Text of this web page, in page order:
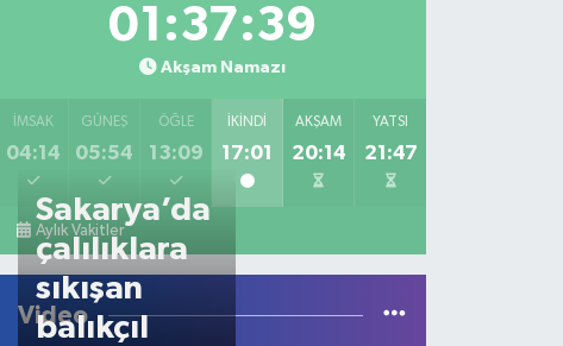
01:37:39
Akşam Namazı
İMSAK
04:14
GÜNEŞ
05:54
ÖĞLE
13:09
İKINDI
17:01
AKŞAM
20:14
YATSI
21:47
Aylık Vakitler
Video
Sakarya’da
çalılıklara
sıkışan
balıkçıl